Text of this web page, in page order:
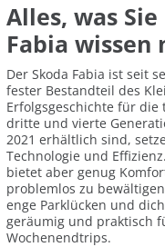
Alles, was
Fabia wissen
Der Skoda Fabia ist seit
fester Bestandteil des
Erfolgsgeschichte für die
dritte und vierte
2021 erhältlich sind,
Technologie und
bietet aber genug
problemlos zu
enge Parklücken und
geräumig und praktisch
Wochenendtrips.